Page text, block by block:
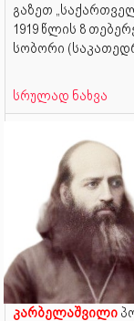
გაზეთ
1919 წლის 8
სობორი
სრულად ნახვა
კარბელაშვილი